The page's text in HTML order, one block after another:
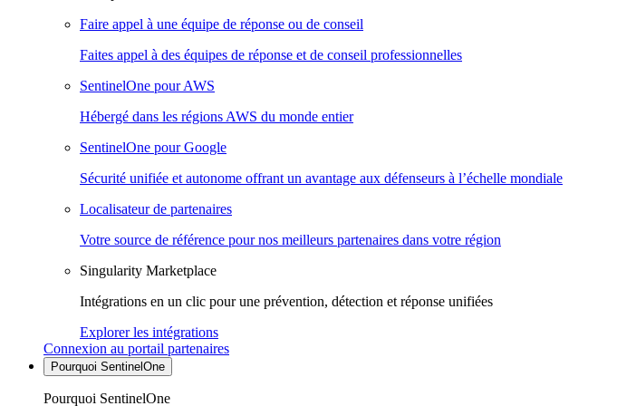
Faire appel à une équipe de réponse ou de conseil
Faites appel à des équipes de réponse et de conseil professionnelles
SentinelOne pour AWS
Hébergé dans les régions AWS du monde entier
SentinelOne pour Google
Sécurité unifiée et autonome offrant un avantage aux défenseurs à l’échelle mondiale
Localisateur de partenaires
Votre source de référence pour nos meilleurs partenaires dans votre région
Singularity Marketplace
Intégrations en un clic pour une prévention, détection et réponse unifiées
Explorer les intégrations
Connexion au portail partenaires
Pourquoi SentinelOne
Pourquoi SentinelOne